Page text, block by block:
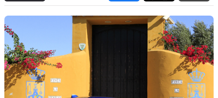
Utilitaires
Flottes
Auto
Services
Forum